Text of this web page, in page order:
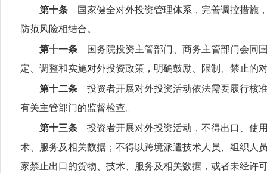
第十条 国家健全对外投资管理体系，完善调控措施
防范风险相结合。
第十一条 国务院投资主管部门、商务主管部门会同
定、调整和实施对外投资政策，明确鼓励、限制、禁止的
第十二条 投资者开展对外投资活动依法需要履行核
有关主管部门的监督检查。
第十三条 投资者开展对外投资活动，不得出口、使
术、服务及相关数据；不得以跨境派遣技术人员、组织人
家禁止出口的货物、技术、服务及相关数据，或者未经许